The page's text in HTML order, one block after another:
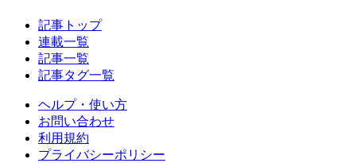
記事トップ
連載一覧
記事一覧
記事タグ一覧
ヘルプ・使い方
お問い合わせ
利用規約
プライバシーポリシー